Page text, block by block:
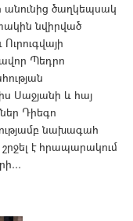
ծաղկեպսակ
նվիրված
Պեդրո
Սաջյանի և հայ
Դիեգո
նախագահ
է հրապարակում